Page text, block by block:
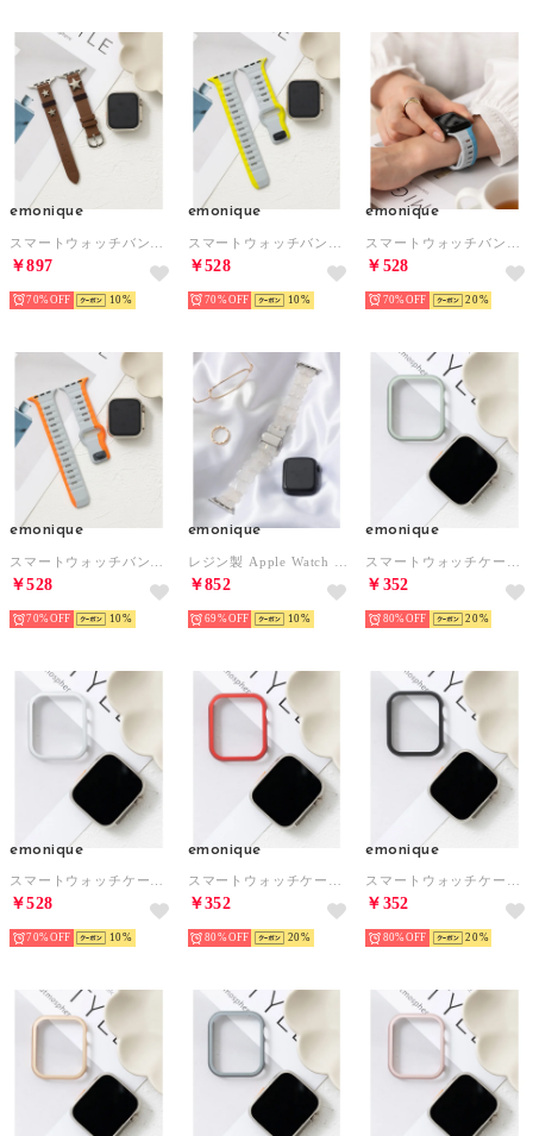
emonique
￥897
70% 10
emonique
￥528
70% 10
emonique
￥528
70% 20
emonique
￥528
70% 10
emonique
￥852
69% 10
emonique
￥352
80% 20
emonique
￥528
70% 10
emonique
￥352
80% 20
emonique
￥352
80% 20